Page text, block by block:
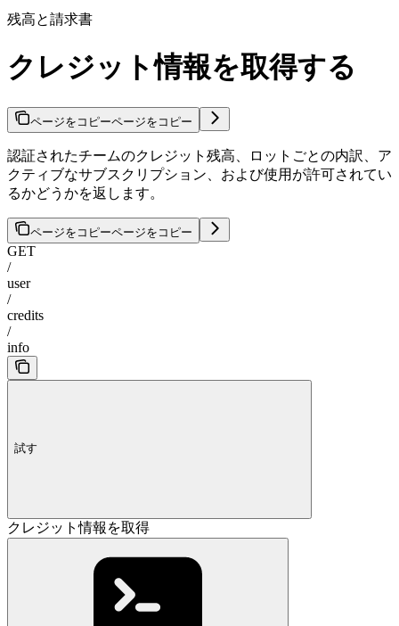
残高と請求書
クレジット情報を取得する
ページをコピーページをコピー
認証されたチームのクレジット残高、ロットごとの内訳、ア
クティブなサブスクリプション、および使用が許可されてい
るかどうかを返します。
ページをコピーページをコピー
GET
/
user
/
credits
/
info
試す
クレジット情報を取得